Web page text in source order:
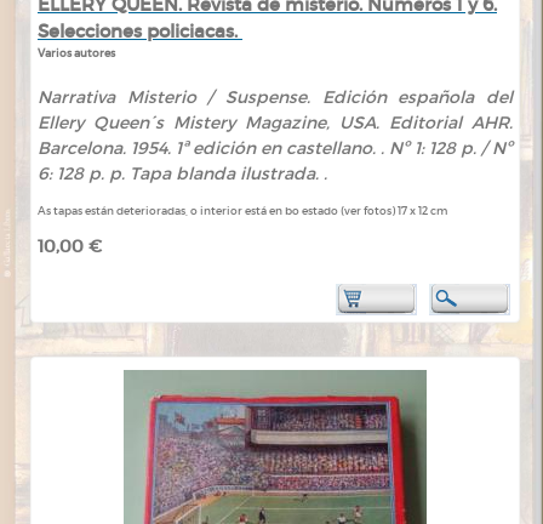
Selecciones policiacas.
Varios autores
Narrativa Misterio / Suspense. Edición española del
Ellery Queen´s Mistery Magazine, USA. Editorial AHR.
Barcelona. 1954. 1ª edición en castellano. . Nº 1: 128 p. / Nº
6: 128 p. p. Tapa blanda ilustrada. .
As tapas están deterioradas, o interior está en bo estado (ver fotos) 17 x 12 cm
10,00 €